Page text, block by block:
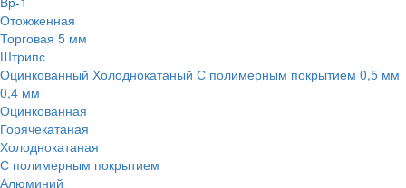
Отожженная
Торговая 5 мм
Штрипс
Оцинкованный Холоднокатаный С полимерным покрытием 0,5 мм
0,4 мм
Оцинкованная
Горячекатаная
Холоднокатаная
С полимерным покрытием
Алюминий